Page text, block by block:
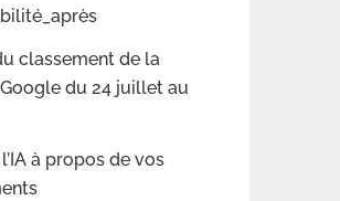
classement de la
du 24 juillet au
à propos de vos